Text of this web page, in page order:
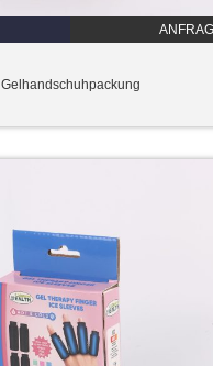
Gelhandschuhpackung